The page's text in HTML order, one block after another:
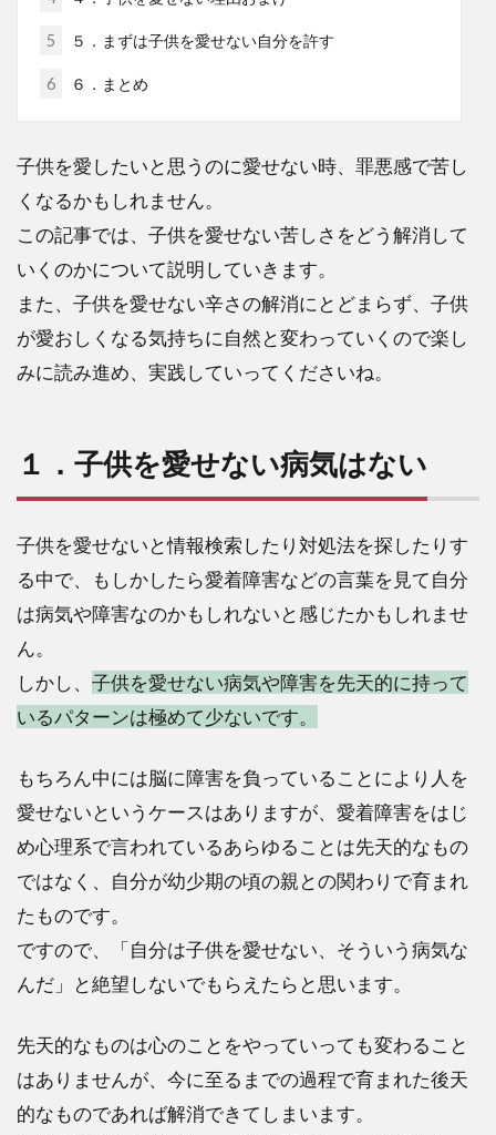
5 ５．まずは子供を愛せない自分を許す
6 ６．まとめ
子供を愛したいと思うのに愛せない時、罪悪感で苦し
くなるかもしれません。
この記事では、子供を愛せない苦しさをどう解消して
いくのかについて説明していきます。
また、子供を愛せない辛さの解消にとどまらず、子供
が愛おしくなる気持ちに自然と変わっていくので楽し
みに読み進め、実践していってくださいね。
１．子供を愛せない病気はない
子供を愛せないと情報検索したり対処法を探したりす
る中で、もしかしたら愛着障害などの言葉を見て自分
は病気や障害なのかもしれないと感じたかもしれませ
ん。
しかし、 子供を愛せない病気や障害を先天的に持って
いるパターンは極めて少ないです。
もちろん中には脳に障害を負っていることにより人を
愛せないというケースはありますが、愛着障害をはじ
め心理系で言われているあらゆることは先天的なもの
ではなく、自分が幼少期の頃の親との関わりで育まれ
たものです。
ですので、「自分は子供を愛せない、そういう病気な
んだ」と絶望しないでもらえたらと思います。
先天的なものは心のことをやっていっても変わること
はありませんが、今に至るまでの過程で育まれた後天
的なものであれば解消できてしまいます。